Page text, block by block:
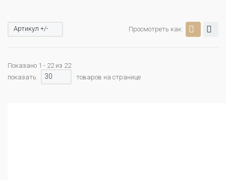
Просмотреть как:
Артикул +/-
Показано 1 - 22 из 22
показать:
30 товаров на странице